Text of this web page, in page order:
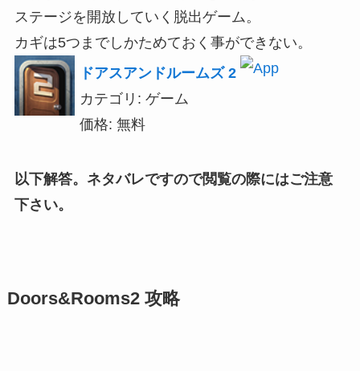
ステージを開放していく脱出ゲーム。
カギは5つまでしかためておく事ができない。
ドアスアンドルームズ 2
カテゴリ: ゲーム
価格: 無料
以下解答。ネタバレですので閲覧の際にはご注意
下さい。
Doors&Rooms2 攻略